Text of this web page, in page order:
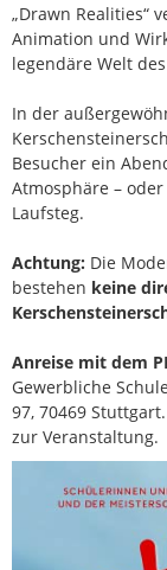
„Drawn Realities“
Animation und
legendäre Welt
In der
Besucher ein
Atmosphäre –
Laufsteg.
Achtung: Die
bestehen keine
Anreise mit dem
Gewerbliche
97, 70469
zur Veranstaltung.